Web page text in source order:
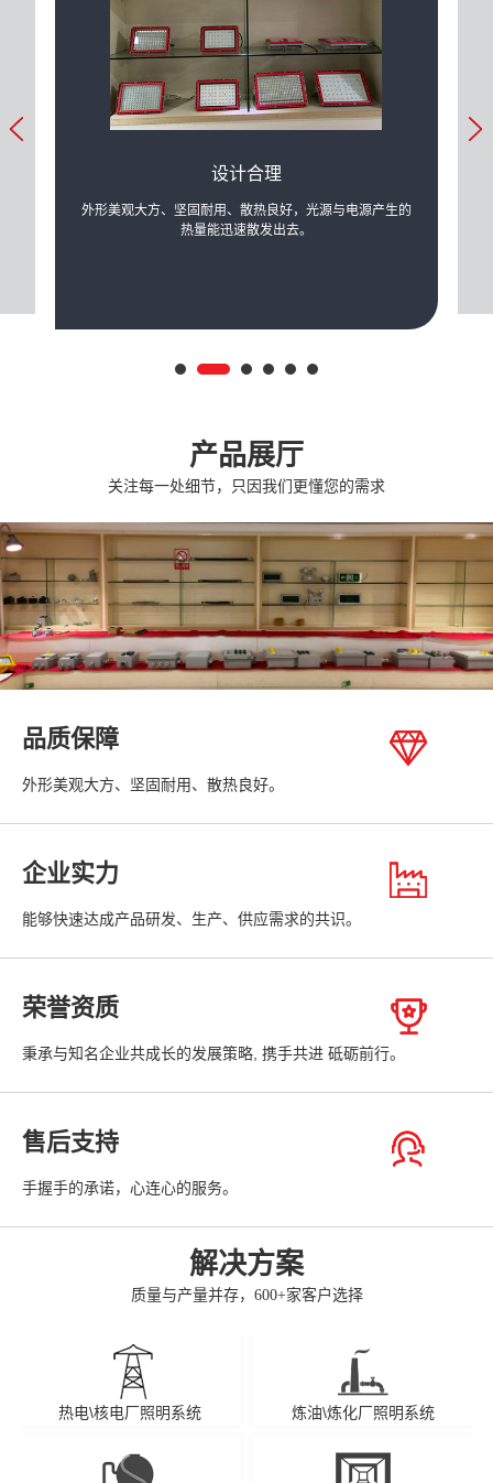
设计合理
外形美观大方、坚固耐用、散热良好，光源与电源产生的
热量能迅速散发出去。
产品展厅
关注每一处细节，只因我们更懂您的需求
品质保障
外形美观大方、坚固耐用、散热良好。
企业实力
能够快速达成产品研发、生产、供应需求的共识。
荣誉资质
秉承与知名企业共成长的发展策略, 携手共进 砥砺前行。
售后支持
手握手的承诺，心连心的服务。
解决方案
质量与产量并存，600+家客户选择
热电\核电厂照明系统 炼油\炼化厂照明系统